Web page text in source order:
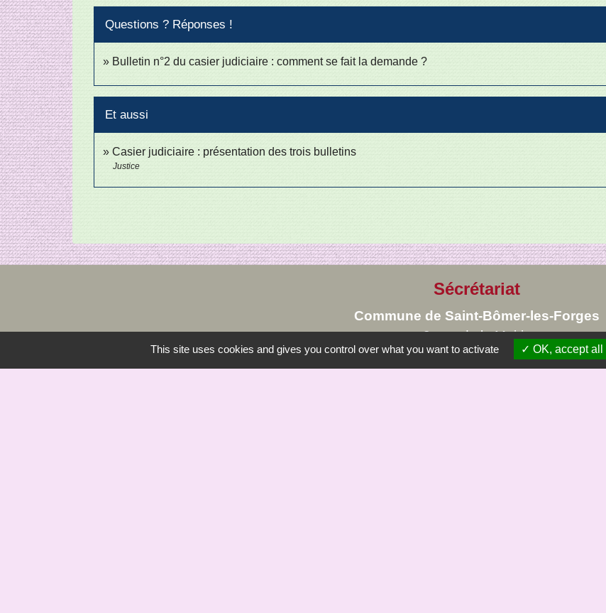
Questions ? Réponses !
Bulletin n°2 du casier judiciaire : comment se fait la demande ?
Et aussi
Casier judiciaire : présentation des trois bulletins
Justice
Sécrétariat
Commune de Saint-Bômer-les-Forges
8, rue de la Mairie
61700 Saint-Bômer-les-Forges - FRANCE
This site uses cookies and gives you control over what you want to activate OK, accept all